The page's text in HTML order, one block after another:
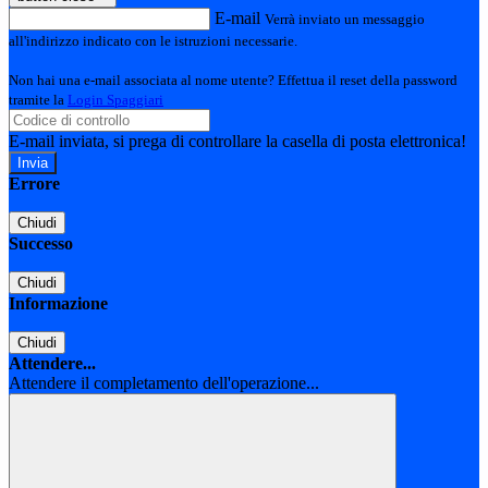
E-mail Verrà inviato un messaggio
all'indirizzo indicato con le istruzioni necessarie.
Non hai una e-mail associata al nome utente? Effettua il reset della password
tramite la Login Spaggiari
E-mail inviata, si prega di controllare la casella di posta elettronica!
Errore
Chiudi
Successo
Chiudi
Informazione
Chiudi
Attendere...
Attendere il completamento dell'operazione...